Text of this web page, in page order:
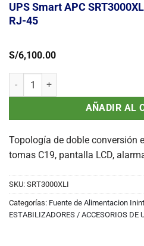
UPS Smart APC
RJ-45
S/6,100.00
UPS Smart APC SRT3000XLI,
AÑADIR AL
Topología de doble conversión
tomas C19, pantalla LCD,
SKU: SRT3000XLI
Categorías: Fuente de Alimentacion
ESTABILIZADORES / ACCESORIOS DE